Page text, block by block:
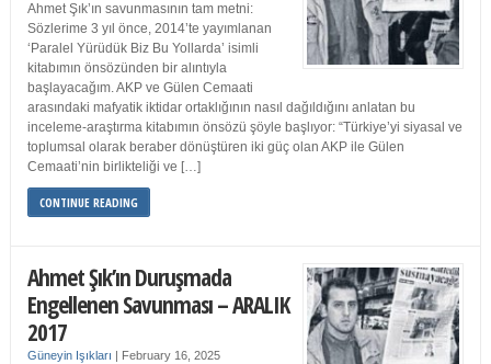
Ahmet Şık’ın savunmasının tam metni:
Sözlerime 3 yıl önce, 2014’te yayımlanan
‘Paralel Yürüdük Biz Bu Yollarda’ isimli
kitabımın önsözünden bir alıntıyla
başlayacağım. AKP ve Gülen Cemaati
arasındaki mafyatik iktidar ortaklığının nasıl dağıldığını anlatan bu
inceleme-araştırma kitabımın önsözü şöyle başlıyor: “Türkiye’yi siyasal ve
toplumsal olarak beraber dönüştüren iki güç olan AKP ile Gülen
Cemaati’nin birlikteliği ve […]
CONTINUE READING
Ahmet Şık’ın Duruşmada
Engellenen Savunması – ARALIK
2017
Güneyin Işıkları | February 16, 2025